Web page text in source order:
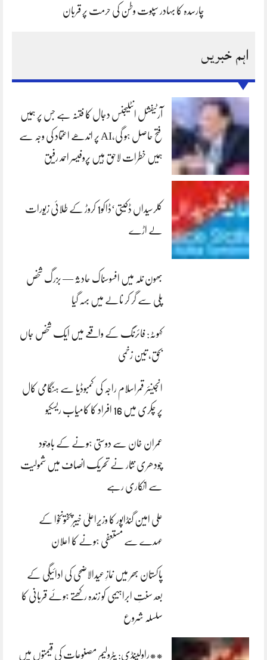
چارسدہ کا بہادر سپوت وطن کی حرمت پر قربان
اہم خبریں
آرٹیفشل انٹلیجنس دجال کا فتنہ ہے جس پر ہمیں
فتح حاصل ہو گی،AI پر اندھے اعتماد کی وجہ سے
ہمیں خطرات لاحق ہیں پروفیسر احمد رفیق
کلرسیداں ڈکیتی‘ڈاکو1 کروڑ کے طلائی زیورات
لے اڑے
بھون نلہ میں افسوسناک حادثہ — بزرگ شخص
پلی سے گر کر نالے میں بہہ گیا
کہوٹہ: فائرنگ کے واقعے میں ایک شخص جاں
بحق، تین زخمی
انجینئر قمراسلام راجہ کی کمبوڈیا سے ہنگامی کال
پر چکری میں 16 افراد کا کامیاب ریسکیو
عمران خان سے دوستی ہونے کے باوجود
چودھری نثار نے تحریک انصاف میں شمولیت
سے انکاری رہے
علی امین گنڈاپور کا وزیراعلیٰ خیبرپختونخوا کے
عہدے سے مستعفی ہونے کا اعلان
پاکستان بھر میں نمازِ عیدالاضحی کی ادائیگی کے
بعد سنتِ ابراہیمی کو زندہ رکھتے ہوئے قربانی کا
سلسلہ شروع
**راولپنڈی: پٹرولیم مصنوعات کی قیمتوں میں